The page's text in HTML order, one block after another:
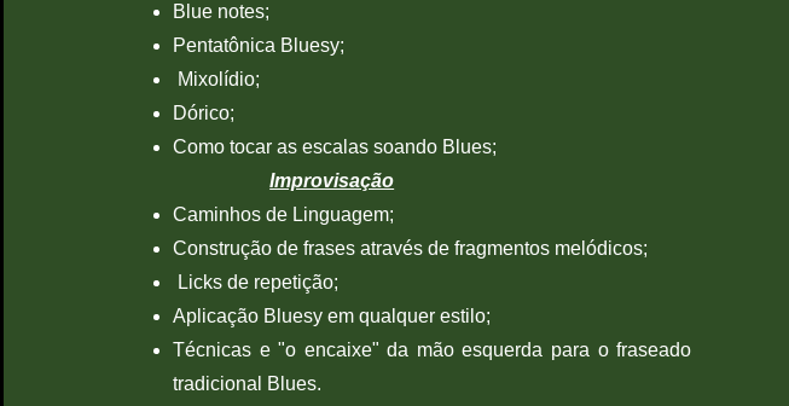
Blue notes;
Pentatônica Bluesy;
Mixolídio;
Dórico;
Como tocar as escalas soando Blues;
Improvisação
Caminhos de Linguagem;
Construção de frases através de fragmentos melódicos;
Licks de repetição;
Aplicação Bluesy em qualquer estilo;
Técnicas e "o encaixe" da mão esquerda para o fraseado
tradicional Blues.